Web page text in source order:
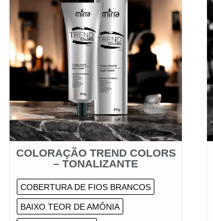
COLORAÇÃO TREND COLORS
– TONALIZANTE
COBERTURA DE FIOS BRANCOS
BAIXO TEOR DE AMÔNIA